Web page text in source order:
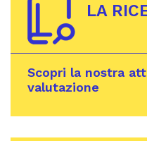
LA
Scopri la nostra
valutazione